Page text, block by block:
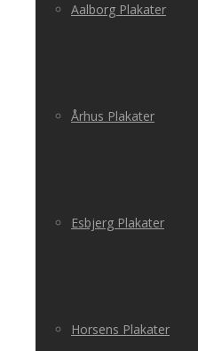
Aalborg Plakater
Århus Plakater
Esbjerg Plakater
Horsens Plakater